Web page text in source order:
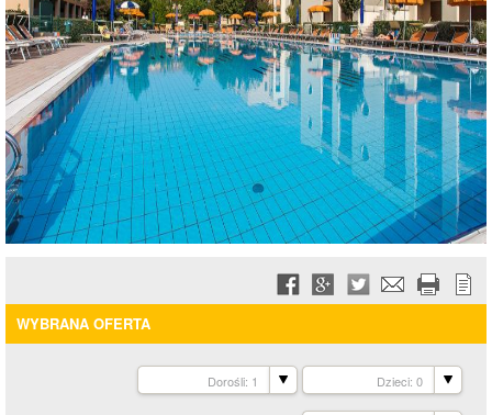
WYBRANA OFERTA
Dorośli: 1 Dzieci: 0